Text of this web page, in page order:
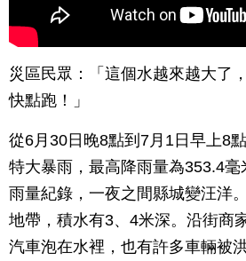
災區民眾：「這個水越來越大了
快點跑！」
從6月30日晚8點到7月1日早上8
特大暴雨，最高降雨量為353.4
雨量紀錄，一夜之間縣城變汪洋
地帶，積水有3、4米深。沿街商
汽車泡在水裡，也有許多車輛被洪